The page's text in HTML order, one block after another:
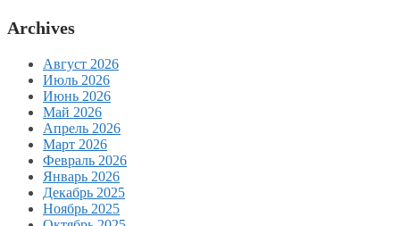
Archives
Август 2026
Июль 2026
Июнь 2026
Май 2026
Апрель 2026
Март 2026
Февраль 2026
Январь 2026
Декабрь 2025
Ноябрь 2025